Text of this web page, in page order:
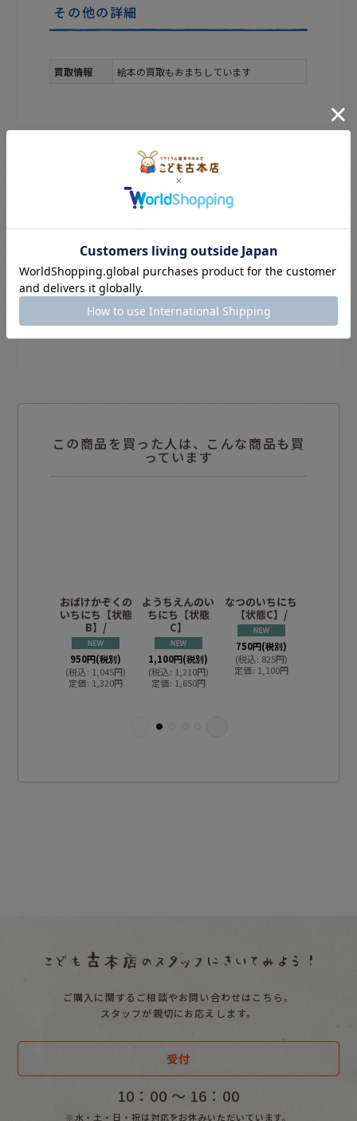
その他の詳細
買取情報 絵本の買取もおまちしています
この商品を買った人は、こんな商品も買
っています
おばけかぞくの
いちにち【状態
B】/
950円(税別)
(税込: 1,045円)
定価: 1,320円
ようちえんのい
ちにち【状態
C】
1,100円(税別)
(税込: 1,210円)
定価: 1,650円
なつのいちにち
【状態C】/
750円(税別)
(税込: 825円)
定価: 1,100円
ご購入に関するご相談やお問い合わせはこちら。
スタッフが親切にお応えします。
受付
10：00 〜 16：00
※水・土・日・祝は対応をお休みいただいています。